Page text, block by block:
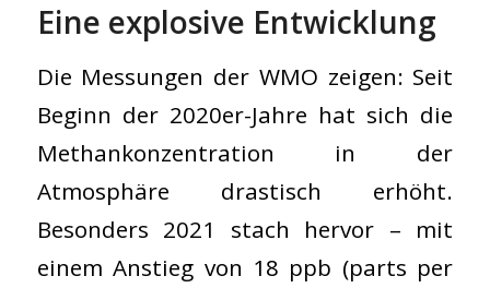
Eine explosive Entwicklung
Die Messungen der WMO zeigen: Seit
Beginn der 2020er-Jahre hat sich die
Methankonzentration in der
Atmosphäre drastisch erhöht.
Besonders 2021 stach hervor – mit
einem Anstieg von 18 ppb (parts per